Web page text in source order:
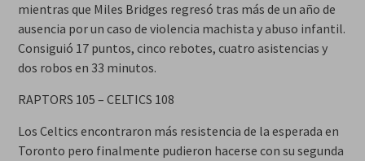
mientras que Miles Bridges regresó tras más de un año de
ausencia por un caso de violencia machista y abuso infantil.
Consiguió 17 puntos, cinco rebotes, cuatro asistencias y
dos robos en 33 minutos.
RAPTORS 105 – CELTICS 108
Los Celtics encontraron más resistencia de la esperada en
Toronto pero finalmente pudieron hacerse con su segunda